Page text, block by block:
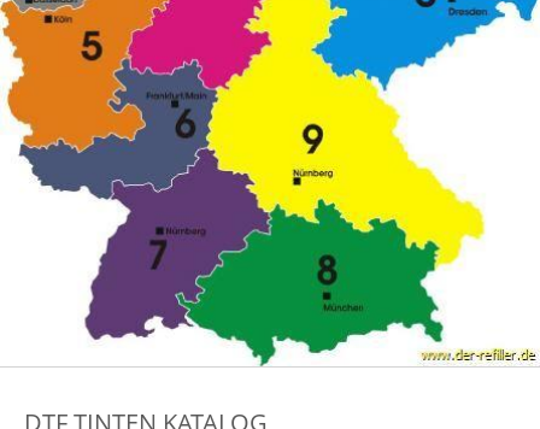
DTF TINTEN KATALOG